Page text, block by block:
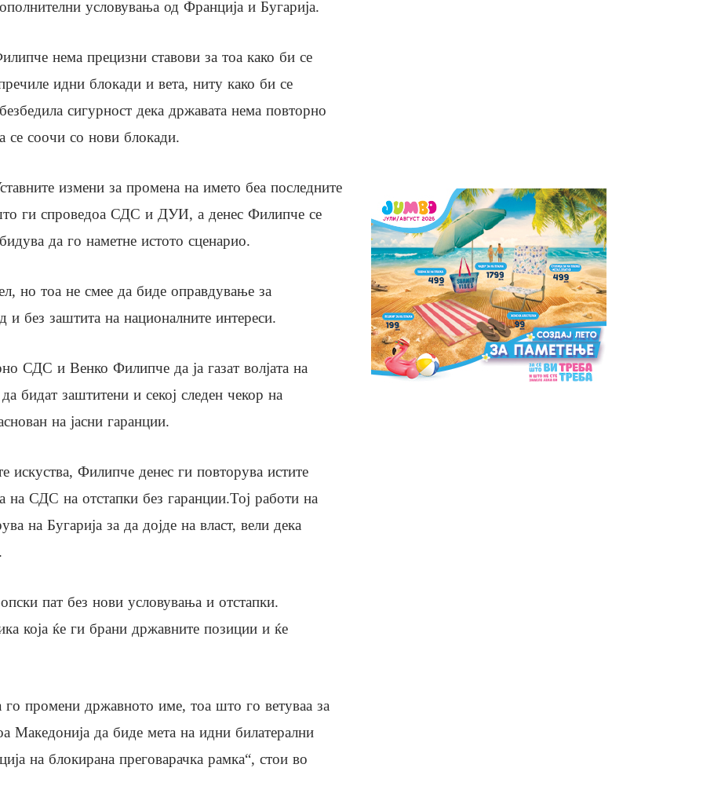
условувања од Франција и Бугарија.
нема прецизни ставови за тоа како би се
идни блокади и вета, ниту како би се
сигурност дека државата нема повторно
се соочи со нови блокади.
измени за промена на името беа последните
ги спроведоа СДС и ДУИ, а денес Филипче се
да го наметне истото сценарио.
но тоа не смее да биде оправдување за
и без заштита на националните интереси.
и Венко Филипче да ја газат волјата на
бидат заштитени и секој следен чекор на
на јасни гаранции.
искуства, Филипче денес ги повторува истите
на СДС на отстапки без гаранции.Тој работи на
на Бугарија за да дојде на власт, вели дека
пат без нови условувања и отстапки.
која ќе ги брани државните позиции и ќе
го промени државното име, тоа што го ветуваа за
Македонија да биде мета на идни билатерални
на блокирана преговарачка рамка“, стои во